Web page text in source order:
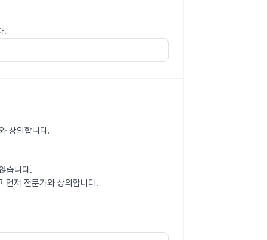
.
상의합니다.
습니다.
먼저 전문가와 상의합니다.